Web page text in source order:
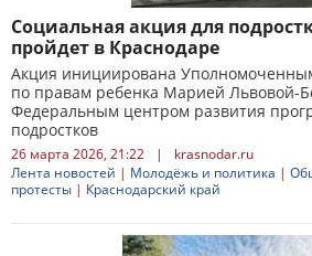
Социальная акция для
пройдет в Краснодаре
Акция инициирована
по правам ребенка Марией Львовой-
Федеральным центром развития
подростков
26 марта 2026, 21:22 |
krasnodar.ru
Лента новостей | Молодёжь и политика |
протесты | Краснодарский край